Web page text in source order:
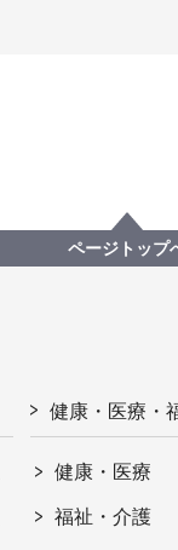
ページトップ
健康・医療・
健康・医療
福祉・介護